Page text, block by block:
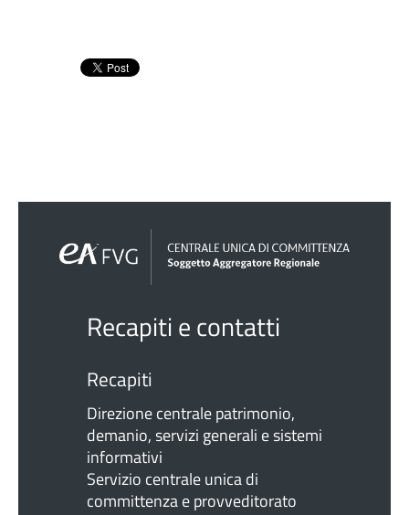
Recapiti e contatti
Recapiti
Direzione centrale patrimonio,
demanio, servizi generali e sistemi
informativi
Servizio centrale unica di
committenza e provveditorato